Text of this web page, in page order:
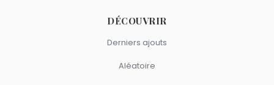
DÉCOUVRIR
Derniers ajouts
Aléatoire